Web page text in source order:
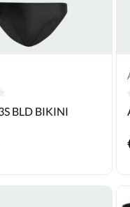
Bewertung von 0
BLD BIKINI